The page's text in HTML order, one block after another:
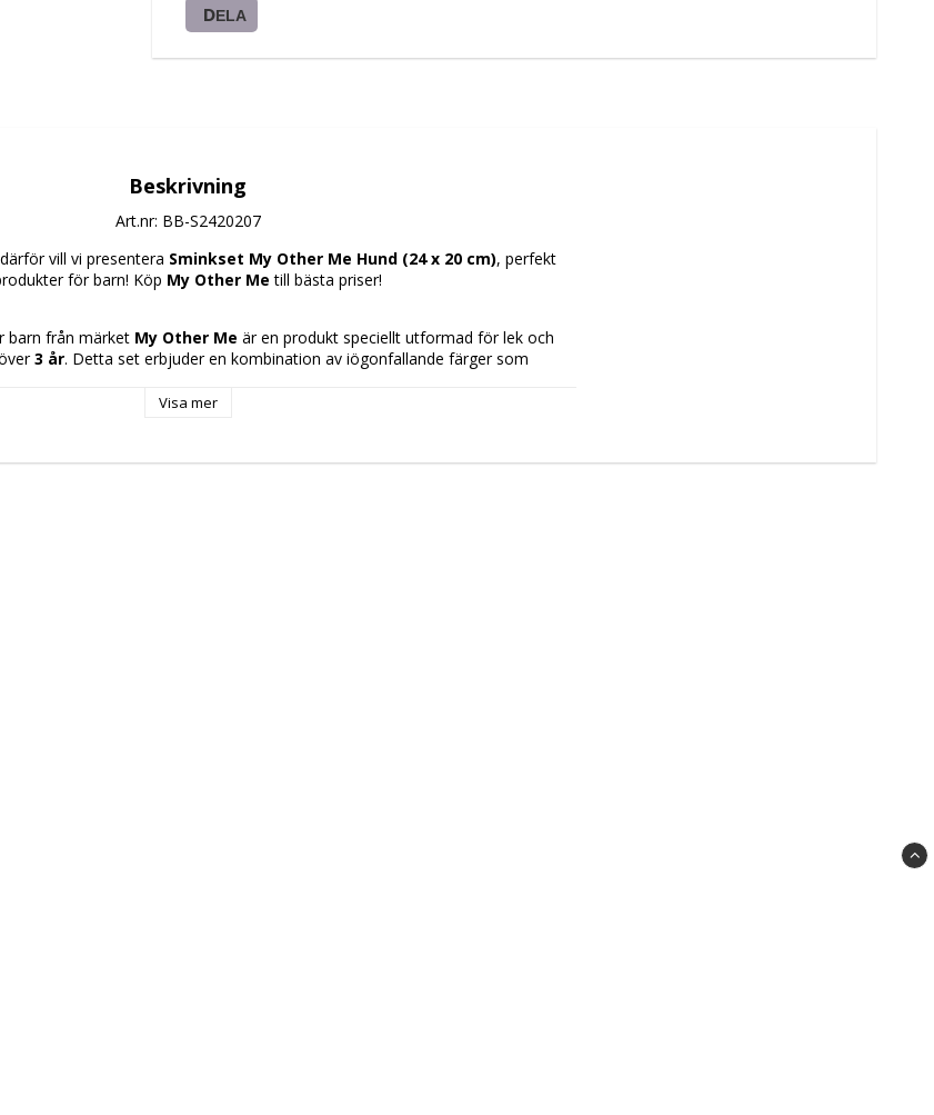
DELA
Beskrivning
Art.nr: BB-S2420207
vill vi presentera Sminkset My Other Me Hund (24 x 20 cm), perfekt
för barn! Köp My Other Me till bästa priser!
barn från märket My Other Me är en produkt speciellt utformad för lek och
3 år. Detta set erbjuder en kombination av iögonfallande färger som
Med måtten 24 x 20 cm
användarna. Produkten främjar fantasi och symbolisk lek, och hjälper
Visa mer